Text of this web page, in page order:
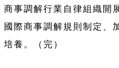
商事調解行業自律組織開
國際商事調解規則制定、
培養。（完）